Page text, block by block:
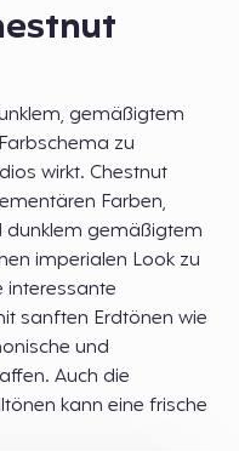
gemäßigtem
zu
wirkt. Chestnut
Farben,
gemäßigtem
imperialen Look zu
interessante
sanften Erdtönen wie
und
Auch die
kann eine frische